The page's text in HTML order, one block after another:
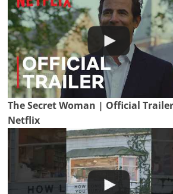
The Secret Woman | Official
Netflix